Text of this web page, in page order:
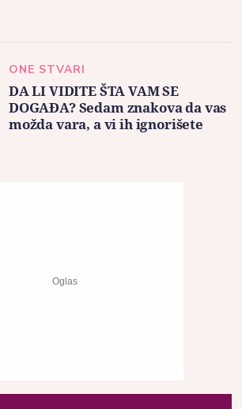
ONE STVARI
DA LI VIDITE ŠTA VAM SE
DOGAĐA? Sedam znakova da vas
možda vara, a vi ih ignorišete